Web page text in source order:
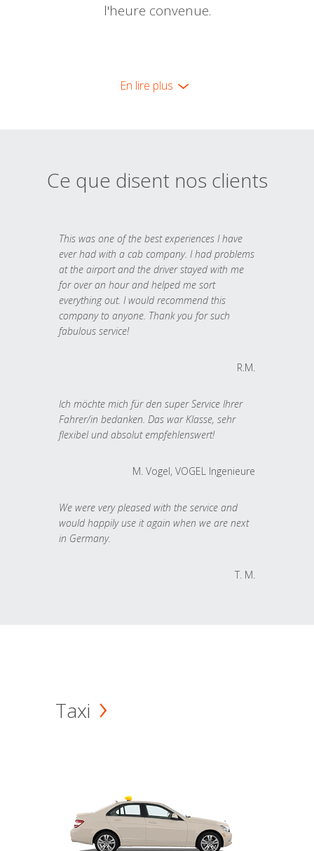
l'heure convenue.
En lire plus
Ce que disent nos clients
This was one of the best experiences I have
ever had with a cab company. I had problems
at the airport and the driver stayed with me
for over an hour and helped me sort
everything out. I would recommend this
company to anyone. Thank you for such
fabulous service!
R.M.
Ich möchte mich für den super Service Ihrer
Fahrer/in bedanken. Das war Klasse, sehr
flexibel und absolut empfehlenswert!
M. Vogel, VOGEL Ingenieure
We were very pleased with the service and
would happily use it again when we are next
in Germany.
T. M.
Taxi